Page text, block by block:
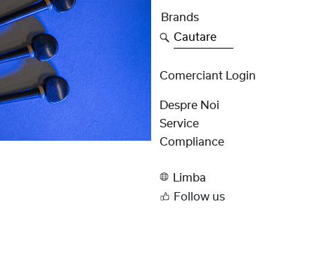
Brands
Cautare
Comerciant Login
Despre Noi
Service
Compliance
Limba
Follow us